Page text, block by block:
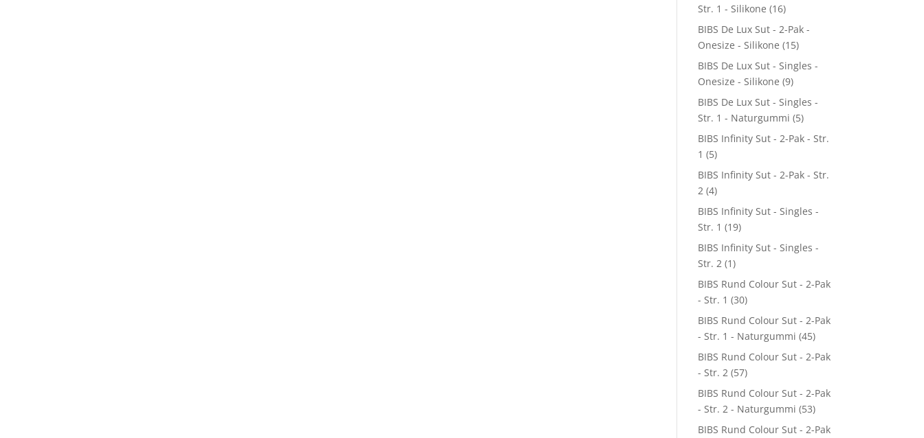
Str. 1 - Silikone (16)
BIBS De Lux Sut - 2-Pak -
Onesize - Silikone (15)
BIBS De Lux Sut - Singles -
Onesize - Silikone (9)
BIBS De Lux Sut - Singles -
Str. 1 - Naturgummi (5)
BIBS Infinity Sut - 2-Pak - Str.
1 (5)
BIBS Infinity Sut - 2-Pak - Str.
2 (4)
BIBS Infinity Sut - Singles -
Str. 1 (19)
BIBS Infinity Sut - Singles -
Str. 2 (1)
BIBS Rund Colour Sut - 2-Pak
- Str. 1 (30)
BIBS Rund Colour Sut - 2-Pak
- Str. 1 - Naturgummi (45)
BIBS Rund Colour Sut - 2-Pak
- Str. 2 (57)
BIBS Rund Colour Sut - 2-Pak
- Str. 2 - Naturgummi (53)
BIBS Rund Colour Sut - 2-Pak